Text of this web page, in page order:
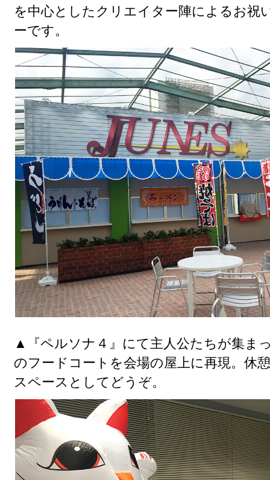
を中心としたクリエイター陣によるお祝
ーです。
▲『ペルソナ４』にて主人公たちが集ま
のフードコートを会場の屋上に再現。休
スペースとしてどうぞ。